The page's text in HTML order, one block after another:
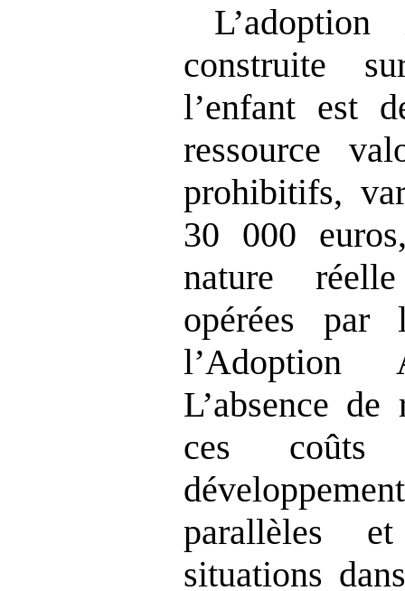
L’adoption
construite
l’enfant est
ressource
prohibitifs,
30 000
nature
opérées par
l’Adoption
L’absence
ces
parallèles
situations